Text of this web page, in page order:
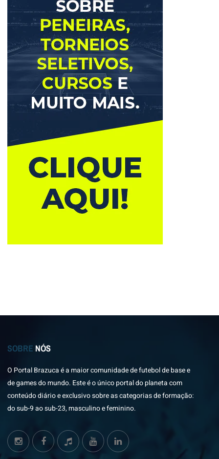
SOBRE NÓS
O Portal Brazuca é a maior comunidade de futebol de base e
de games do mundo. Este é o único portal do planeta com
conteúdo diário e exclusivo sobre as categorias de formação:
do sub-9 ao sub-23, masculino e feminino.